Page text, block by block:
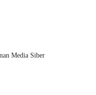
Media Siber